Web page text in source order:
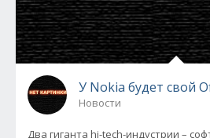
У Nokia будет свой
Новости
Два гиганта hi-tech-индустрии –